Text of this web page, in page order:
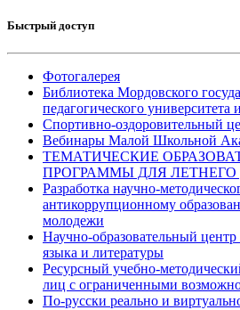
Быстрый доступ
Фотогалерея
Библиотека Мордовского
педагогического
Спортивно-оздоровительный
Вебинары Малой Школьной
ТЕМАТИЧЕСКИЕ
ПРОГРАММЫ ДЛЯ ЛЕТНЕГО
Разработка научно-
антикоррупционному
молодежи
Научно-образовательный
языка и литературы
Ресурсный учебно-
лиц с ограниченными
По-русски реально и